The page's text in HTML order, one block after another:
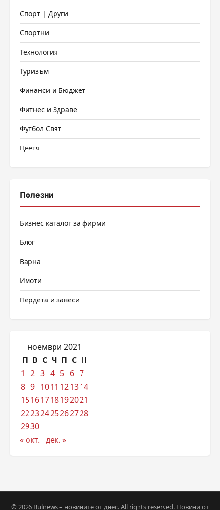
Спорт | Други
Спортни
Технология
Туризъм
Финанси и Бюджет
Фитнес и Здраве
Футбол Свят
Цветя
Полезни
Бизнес каталог за фирми
Блог
Варна
Имоти
Пердета и завеси
ноември 2021
П В С Ч П С Н
1
2 3 4 5 6 7
8 9 1011 121314
15161718192021
22232425262728
2930
« окт. дек. »
© 2026 Bulnews – новините от днес. All rights reserved. Новини от